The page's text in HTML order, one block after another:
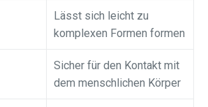
Lässt sich leicht zu
komplexen Formen formen
Sicher für den Kontakt mit
dem menschlichen Körper